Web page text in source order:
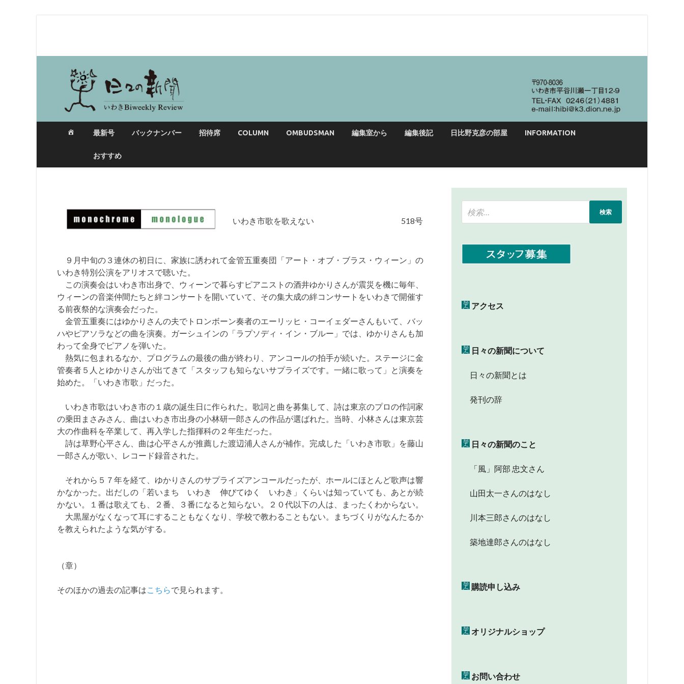
日々の新聞
最新号 バックナンバー 招待席 COLUMN OMBUDSMAN 編集室から 編集後記 日比野克彦の部屋 INFORMATION
おすすめ
いわき市歌を歌えない 518号
９月中旬の３連休の初日に、家族に誘われて金管五重奏団「アート・オブ・ブラス・ウィーン」の
いわき特別公演をアリオスで聴いた。
この演奏会はいわき市出身で、ウィーンで暮らすピアニストの酒井ゆかりさんが震災を機に毎年、
ウィーンの音楽仲間たちと絆コンサートを開いていて、その集大成の絆コンサートをいわきで開催す
る前夜祭的な演奏会だった。
金管五重奏にはゆかりさんの夫でトロンボーン奏者のエーリッヒ・コーイェダーさんもいて、バッ
ハやピアソラなどの曲を演奏。ガーシュインの「ラプソディ・イン・ブルー」では、ゆかりさんも加
わって全身でピアノを弾いた。
熱気に包まれるなか、プログラムの最後の曲が終わり、アンコールの拍手が続いた。ステージに金
管奏者５人とゆかりさんが出てきて「スタッフも知らないサプライズです。一緒に歌って」と演奏を
始めた。「いわき市歌」だった。
いわき市歌はいわき市の１歳の誕生日に作られた。歌詞と曲を募集して、詩は東京のプロの作詞家
の乗田まさみさん、曲はいわき市出身の小林研一郎さんの作品が選ばれた。当時、小林さんは東京芸
大の作曲科を卒業して、再入学した指揮科の２年生だった。
詩は草野心平さん、曲は心平さんが推薦した渡辺浦人さんが補作。完成した「いわき市歌」を藤山
一郎さんが歌い、レコード録音された。
それから５７年を経て、ゆかりさんのサプライズアンコールだったが、ホールにほとんど歌声は響
かなかった。出だしの「若いまち いわき 伸びてゆく いわき」くらいは知っていても、あとが続
かない。１番は歌えても、２番、３番になると知らない。２０代以下の人は、まったくわからない。
大黒屋がなくなって耳にすることもなくなり、学校で教わることもない。まちづくりがなんたるか
を教えられたような気がする。
（章）
そのほかの過去の記事は こちらで見られます。
アクセス
日々の新聞について
日々の新聞とは
発刊の辞
日々の新聞のこと
「風」阿部 忠文さん
山田太一さんのはなし
川本三郎さんのはなし
築地達郎さんのはなし
購読申し込み
オリジナルショップ
お問い合わせ